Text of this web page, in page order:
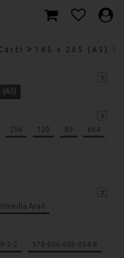
> 145 x 205 (A5)
(A5)
256 120 80 664
Arad
3-2 978-606-698-054-8